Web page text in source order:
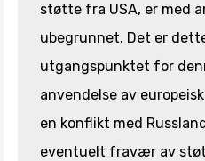
støtte fra USA, er med
ubegrunnet. Det er
utgangspunktet for
anvendelse av
en konflikt med
eventuelt fravær av